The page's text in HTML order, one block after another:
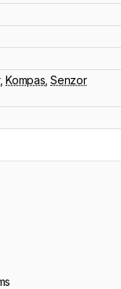
,Kompas ,Senzor